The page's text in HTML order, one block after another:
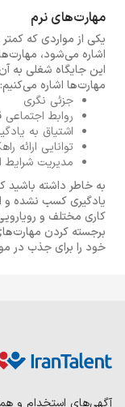
مهارت‌های نرم
یکی از مواردی که
اشاره می‌شود،
این جایگاه شغلی به
مهارت‌ها اشاره می‌کنیم:
جزئی نگری
روابط
اشتیاق به
توانایی ارائه
مدیریت شرایط
به خاطر داشته باشید
یادگیری کسب نشده و
کاری مختلف و
برجسته کردن
خود را برای جذب در
آگهی‌های استخدام و